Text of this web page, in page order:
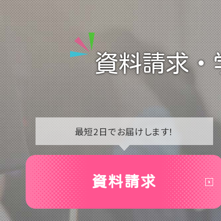
資料請求・
最短2日でお届けします！
資料請求